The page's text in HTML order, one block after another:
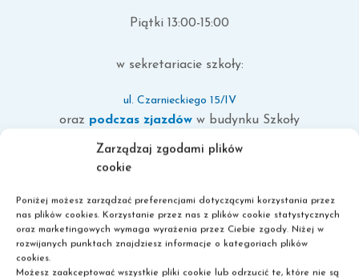
Zarządzaj zgodami plików
cookie
Poniżej możesz zarządzać preferencjami dotyczącymi korzystania przez
nas plików cookies. Korzystanie przez nas z plików cookie statystycznych
oraz marketingowych wymaga wyrażenia przez Ciebie zgody. Niżej w
rozwijanych punktach znajdziesz informacje o kategoriach plików
cookies.
Możesz zaakceptować wszystkie pliki cookie lub odrzucić te, które nie są
Piątki 13:00-15:00
w sekretariacie szkoły:
ul. Czarnieckiego 15/IV
oraz podczas zjazdów w budynku Szkoły
Podstawowej nr 4 (ul. Kościuszki 14, Ostróda) lub w
sekretariacie szkoły.